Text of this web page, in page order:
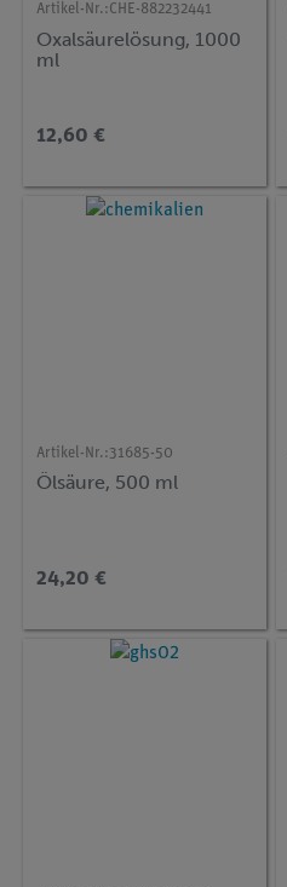
Artikel-Nr.:CHE-882232441
Oxalsäurelösung, 1000
ml
12,60 €
Artikel-Nr.:31685-50
Ölsäure, 500 ml
24,20 €